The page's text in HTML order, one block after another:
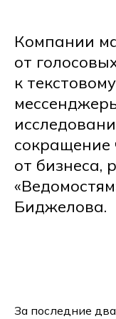
Компании
от
к
сокращение
от бизнеса,
Биджелова.
За последние